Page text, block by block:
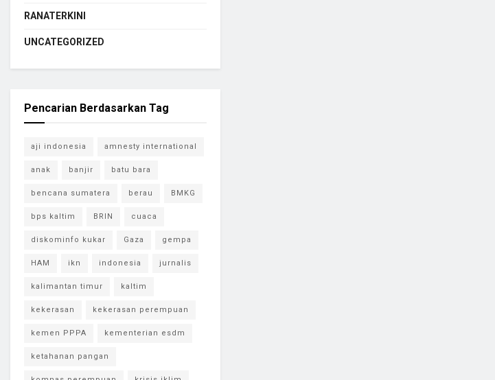
RANATERKINI
UNCATEGORIZED
Pencarian Berdasarkan Tag
aji indonesia amnesty international
anak banjir batu bara
bencana sumatera berau BMKG
bps kaltim BRIN cuaca
diskominfo kukar Gaza gempa
HAM ikn indonesia jurnalis
kalimantan timur kaltim
kekerasan kekerasan perempuan
kemen PPPA kementerian esdm
ketahanan pangan